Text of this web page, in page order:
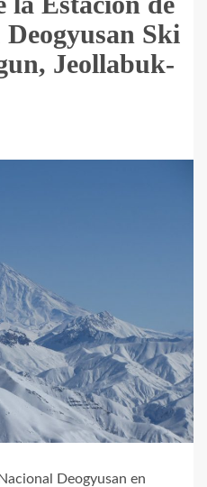
Ski
Jeollabuk-
Deogyusan en